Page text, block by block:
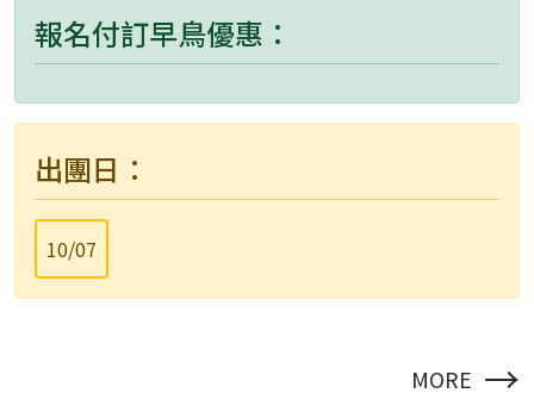
報名付訂早鳥優惠：
出團日：
10/07
MORE →